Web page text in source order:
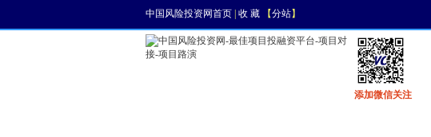
中国风险投资网首页 收 藏 【分站】
添加微信关注